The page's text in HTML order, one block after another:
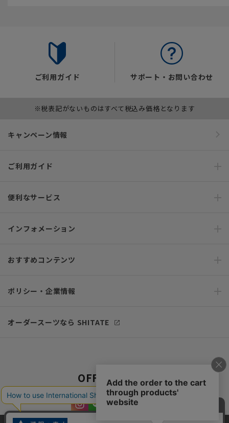
ご利用ガイド サポート・お問い合わせ
※税表記がないものはすべて税込み価格となります
キャンペーン情報
ご利用ガイド
便利なサービス
インフォメーション
おすすめコンテンツ
ポリシー・企業情報
オーダースーツなら SHITATE
OFFICIAL SNS